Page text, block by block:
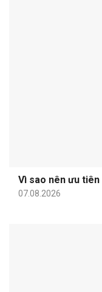
Vì sao nên ưu
07.08.2026